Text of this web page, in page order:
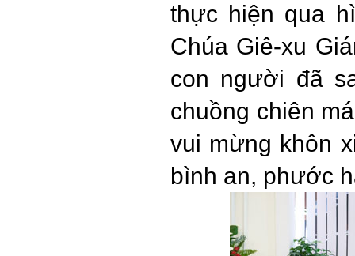
thực hiện qua
Chúa Giê-xu
con người đã
chuồng chiên
vui mừng khôn
bình an, phước